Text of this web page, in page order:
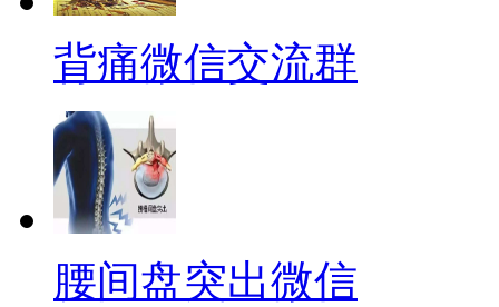
背痛微信交流群
腰间盘突出微信